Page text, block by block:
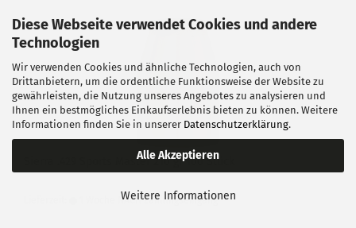
Diese Webseite verwendet Cookies und andere
Technologien
Wir verwenden Cookies und ähnliche Technologien, auch von
Drittanbietern, um die ordentliche Funktionsweise der Website zu
gewährleisten, die Nutzung unseres Angebotes zu analysieren und
Ihnen ein bestmögliches Einkaufserlebnis bieten zu können. Weitere
Informationen finden Sie in unserer Datenschutzerklärung.
Alle Akzeptieren
Weitere Informationen
Sierra .429 Sports Master 210 gr 100 Stück
1 Woche NACH Zahlungseingang